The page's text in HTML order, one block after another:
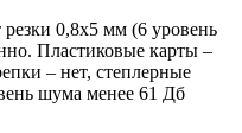
0,8х5 мм (6 уровень
Пластиковые карты –
– нет, степлерные
шума менее 61 Дб